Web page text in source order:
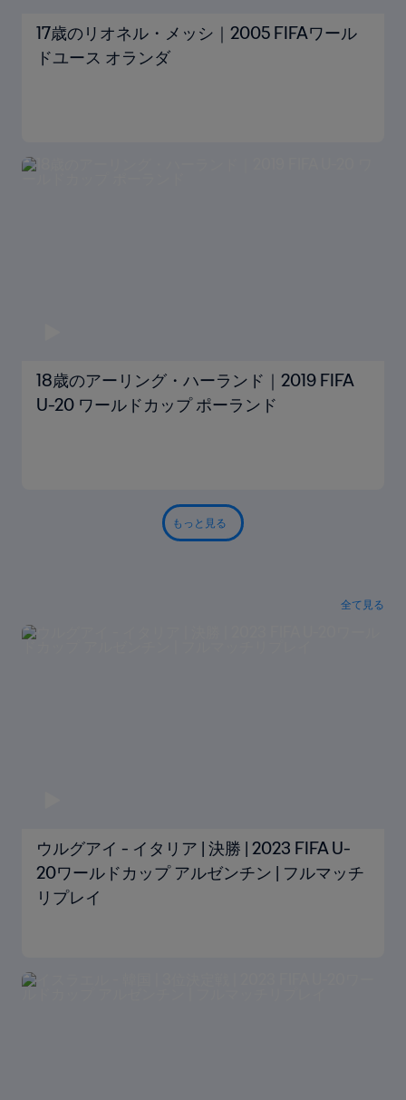
17歳のリオネル・メッシ｜2005 FIFAワール
ドユース オランダ
18歳のアーリング・ハーランド｜2019 FIFA
U-20 ワールドカップ ポーランド
もっと見る
全て見る
ウルグアイ - イタリア | 決勝 | 2023 FIFA U-
20ワールドカップ アルゼンチン | フルマッチ
リプレイ